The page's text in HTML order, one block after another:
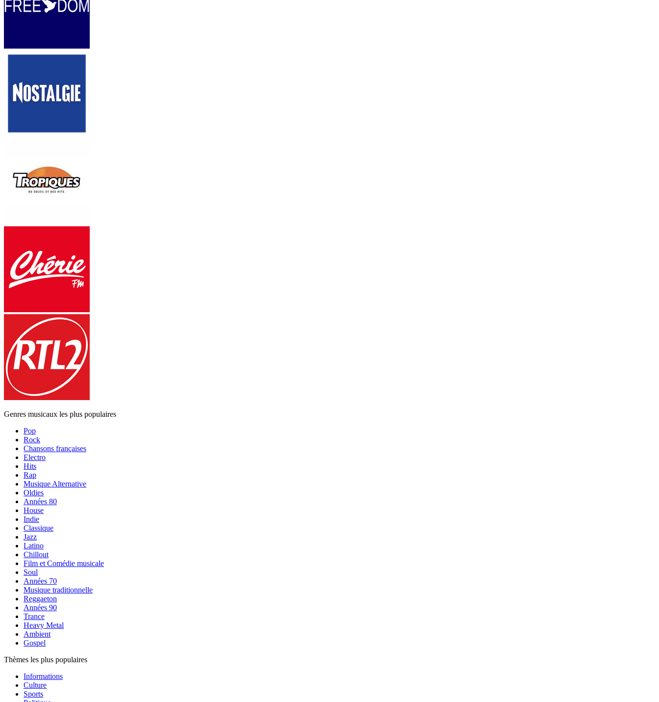
Genres musicaux les plus populaires
Pop
Rock
Chansons françaises
Electro
Hits
Rap
Musique Alternative
Oldies
Années 80
House
Indie
Classique
Jazz
Latino
Chillout
Film et Comédie musicale
Soul
Années 70
Musique traditionnelle
Reggaeton
Années 90
Trance
Heavy Metal
Ambient
Gospel
Thèmes les plus populaires
Informations
Culture
Sports